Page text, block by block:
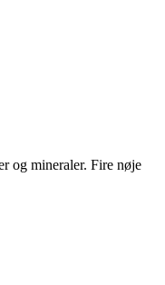
og mineraler. Fire nøje